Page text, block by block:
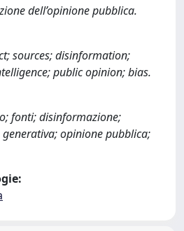
dell’opinione pubblica.
sources; disinformation;
public opinion; bias.
fonti; disinformazione;
opinione pubblica;